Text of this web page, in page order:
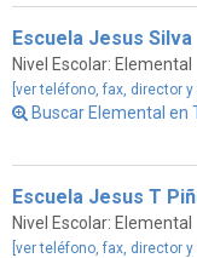
Escuela Jesus Silva
Nivel Escolar: Elemental
[ver teléfono, fax, director y
Buscar Elemental en
Escuela Jesus T
Nivel Escolar: Elemental
[ver teléfono, fax, director y